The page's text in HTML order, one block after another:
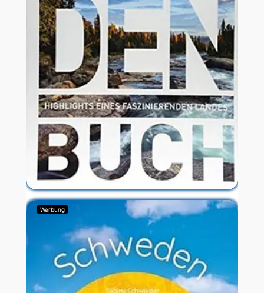
Werbung